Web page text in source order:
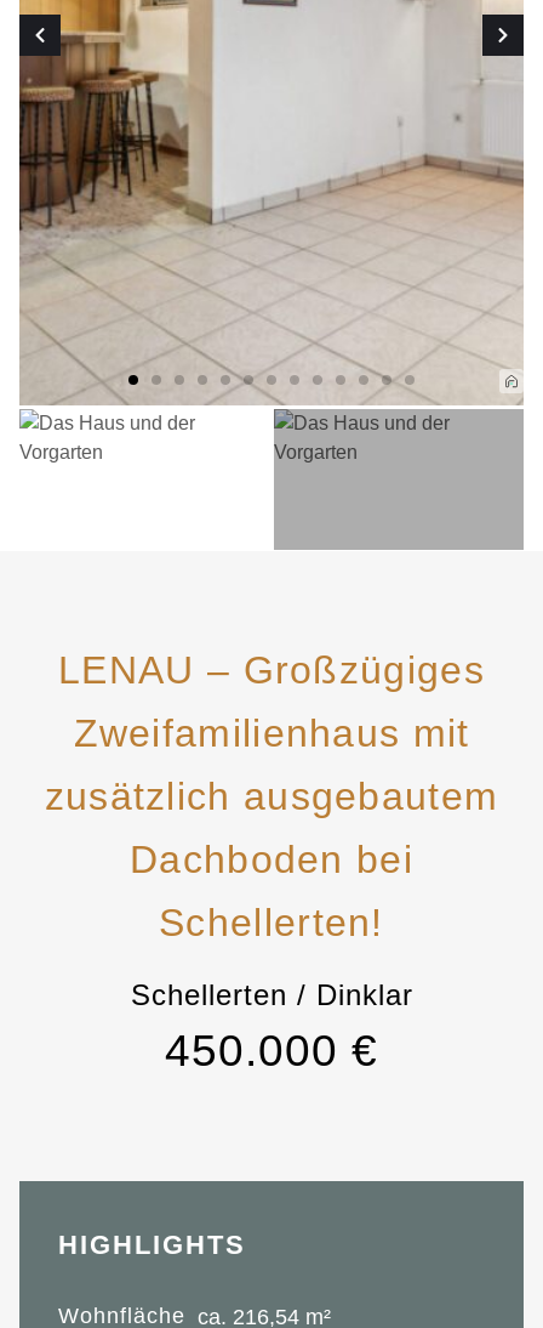
LENAU – Großzügiges
Zweifamilienhaus mit
zusätzlich ausgebautem
Dachboden bei
Schellerten!
Schellerten / Dinklar
450.000 €
HIGHLIGHTS
Wohnfläche ca. 216,54 m²